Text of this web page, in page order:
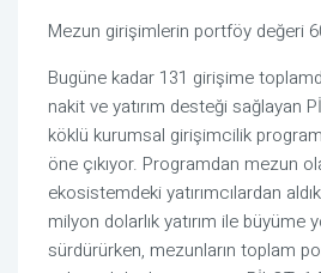
Mezun girişimlerin portföy değeri
Bugüne kadar 131 girişime
nakit ve yatırım desteği sağlayan
köklü kurumsal girişimcilik
öne çıkıyor. Programdan mezun
ekosistemdeki yatırımcılardan
milyon dolarlık yatırım ile büyüme
sürdürürken, mezunların toplam